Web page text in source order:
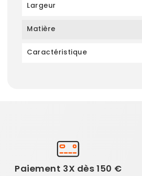
Largeur
Matière
Caractéristique
Paiement 3X dès 150 €